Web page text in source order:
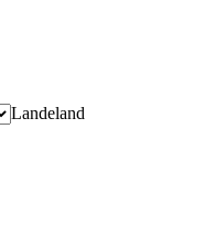
Landeland